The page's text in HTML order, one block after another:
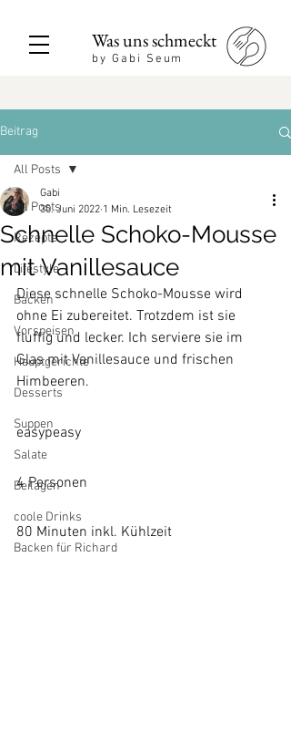
Was uns schmeckt
by Gabi Seum
Beitrag
All Posts
Rezepte
Lifestyle
Backen
Vorspeisen
Hauptgerichte
Desserts
Suppen
Salate
Beilagen
coole Drinks
Backen für Richard
All Posts
Schnelle Schoko-Mousse
mit Vanillesauce
Gabi
30. Juni 2022 1 Min. Lesezeit
Diese schnelle Schoko-Mousse wird
ohne Ei zubereitet. Trotzdem ist sie
fluffig und lecker. Ich serviere sie im
Glas mit Vanillesauce und frischen
Himbeeren.
easypeasy
4 Personen
80 Minuten inkl. Kühlzeit